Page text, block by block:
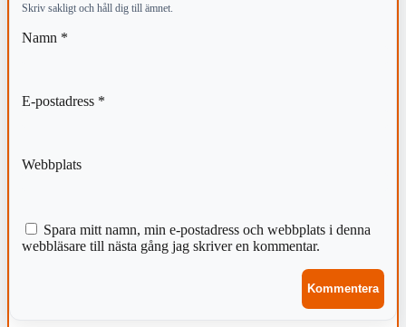
Skriv sakligt och håll dig till ämnet.
Namn *
E-postadress *
Webbplats
Spara mitt namn, min e-postadress och webbplats i denna
webbläsare till nästa gång jag skriver en kommentar.